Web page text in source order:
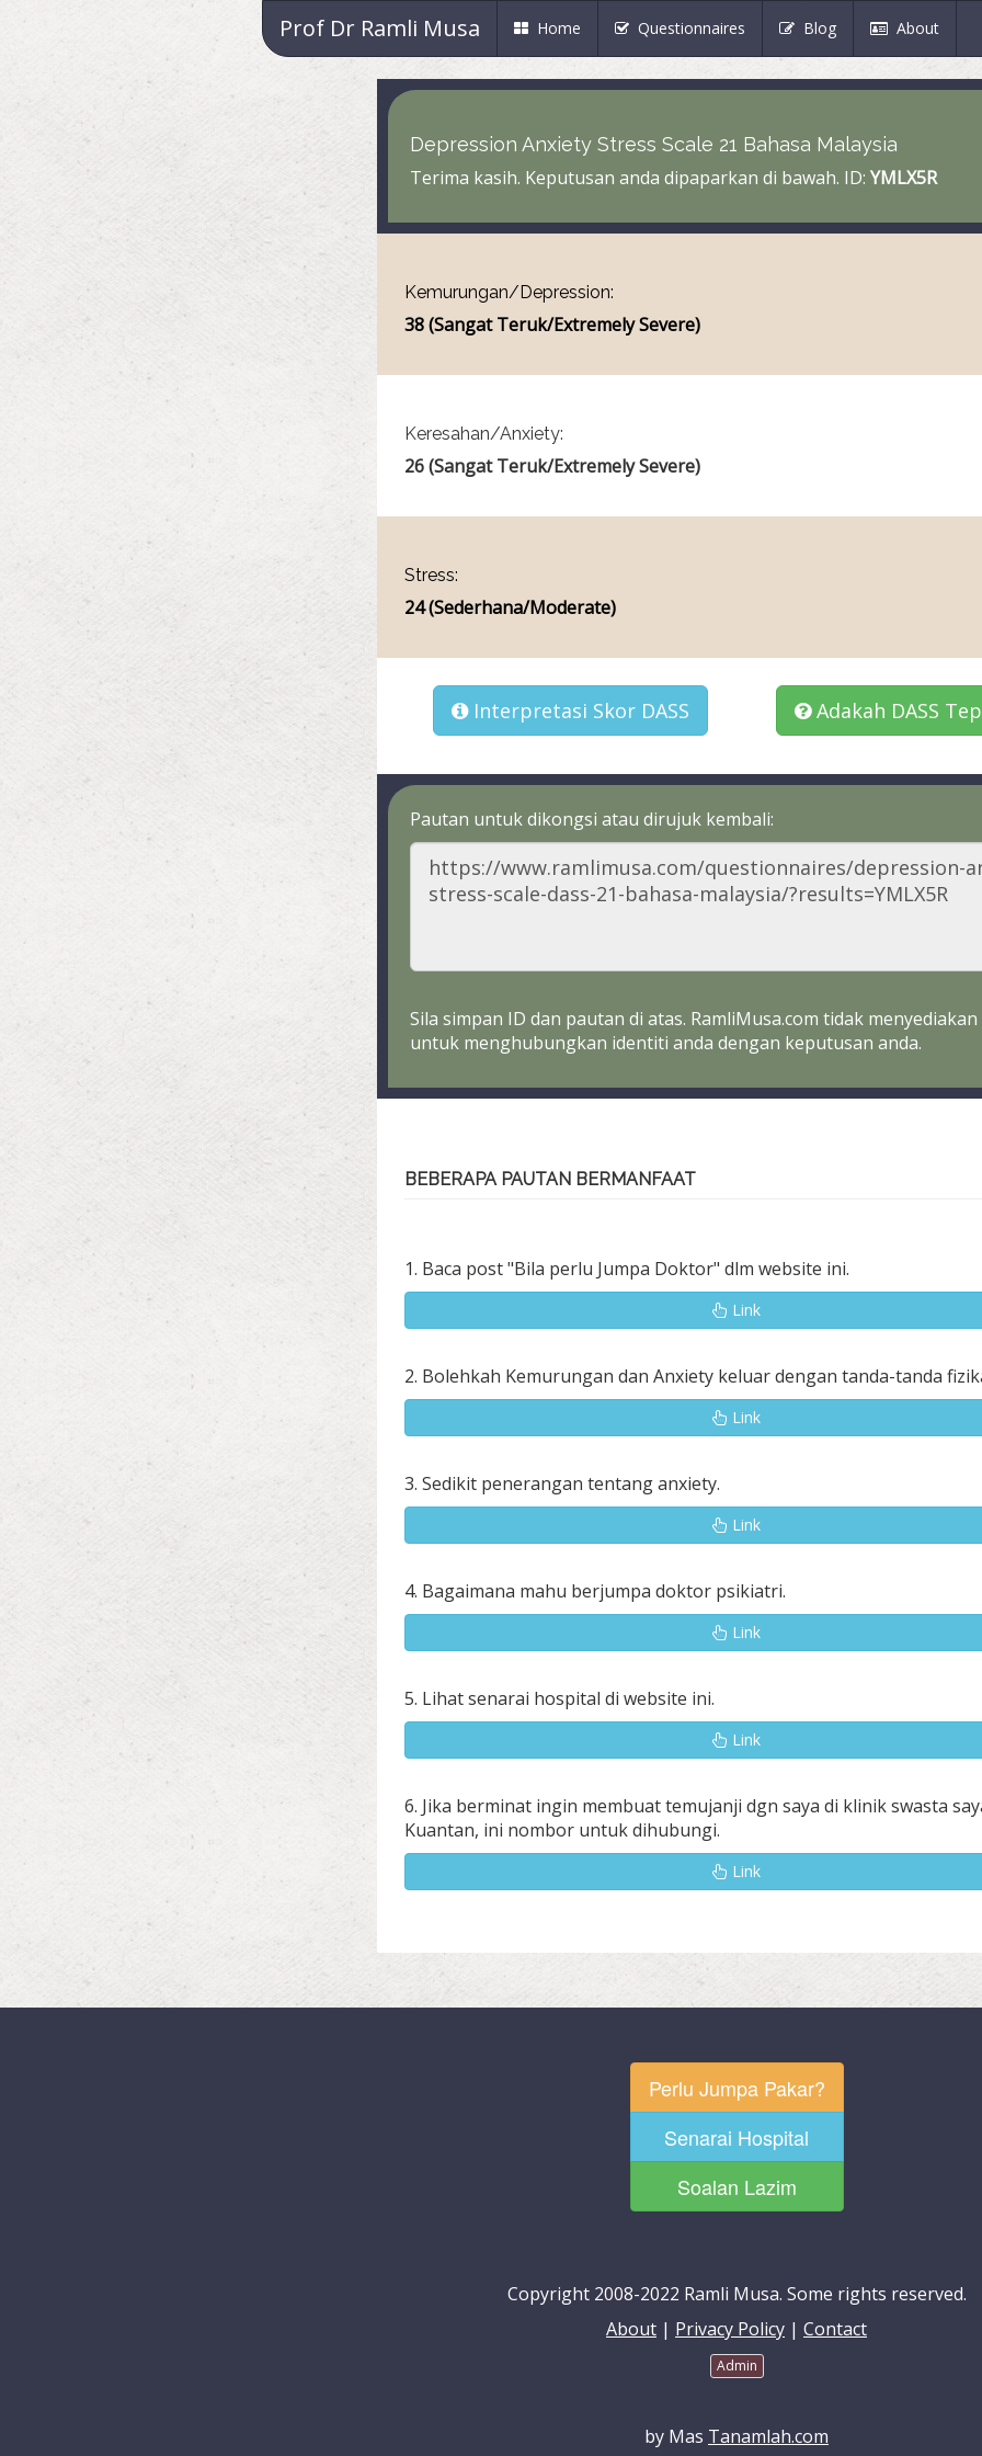
Prof Dr Ramli Musa Home (current)Questionnaires Blog About
Depression Anxiety Stress Scale 21 Bahasa Malaysia
Terima kasih. Keputusan anda dipaparkan di bawah. ID: YMLX5R
Kemurungan/Depression:
38 (Sangat Teruk/Extremely Severe)
Keresahan/Anxiety:
26 (Sangat Teruk/Extremely Severe)
Stress:
24 (Sederhana/Moderate)
Interpretasi Skor DASS Adakah DASS
Pautan untuk dikongsi atau dirujuk kembali:
Sila simpan ID dan pautan di atas. RamliMusa.com tidak
untuk menghubungkan identiti anda dengan keputusan anda.
BEBERAPA PAUTAN BERMANFAAT
1. Baca post "Bila perlu Jumpa Doktor" dlm website ini.
Link
2. Bolehkah Kemurungan dan Anxiety keluar dengan tanda-tanda
Link
3. Sedikit penerangan tentang anxiety.
Link
4. Bagaimana mahu berjumpa doktor psikiatri.
Link
5. Lihat senarai hospital di website ini.
Link
6. Jika berminat ingin membuat temujanji dgn saya di klinik swasta
Kuantan, ini nombor untuk dihubungi.
Link
Perlu Jumpa Pakar?
Senarai Hospital
Soalan Lazim
Copyright 2008-2022 Ramli Musa. Some rights reserved.
About | Privacy Policy | Contact
Admin
by Mas Tanamlah.com